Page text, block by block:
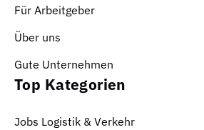
Für Arbeitgeber
Über uns
Gute Unternehmen
Top Kategorien
Jobs Logistik & Verkehr